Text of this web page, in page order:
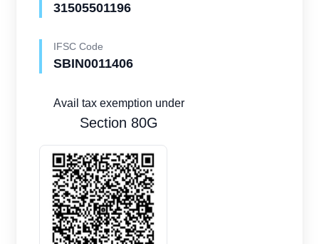
31505501196
IFSC Code
SBIN0011406
Avail tax exemption under
Section 80G